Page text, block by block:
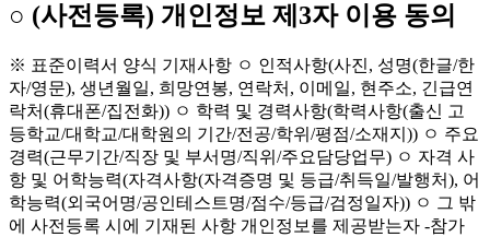
○ (사전등록) 개인정보 제3자 이용 동의
※ 표준이력서 양식 기재사항 ㅇ 인적사항(사진, 성명(한글/한
자/영문), 생년월일, 희망연봉, 연락처, 이메일, 현주소, 긴급연
락처(휴대폰/집전화)) ㅇ 학력 및 경력사항(학력사항(출신 고
등학교/대학교/대학원의 기간/전공/학위/평점/소재지)) ㅇ 주요
경력(근무기간/직장 및 부서명/직위/주요담당업무) ㅇ 자격 사
항 및 어학능력(자격사항(자격증명 및 등급/취득일/발행처), 어
학능력(외국어명/공인테스트명/점수/등급/검정일자)) ㅇ 그 밖
에 사전등록 시에 기재된 사항 개인정보를 제공받는자 -참가